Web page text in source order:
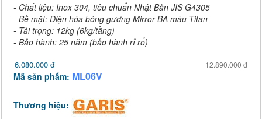
- Chất liệu: Inox 304, tiêu chuẩn Nhật Bản JIS G4305
- Bề mặt: Điện hóa bóng gương Mirror BA màu Titan
- Tải trọng: 12kg (6kg/tầng)
- Bảo hành: 25 năm (bảo hành rỉ rổ)
6.080.000 đ 12.890.000 đ
Mã sản phẩm: ML06V
Thương hiệu: